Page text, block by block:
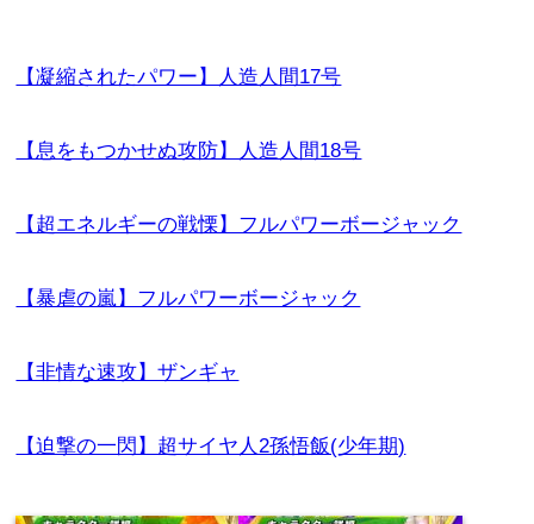
【凝縮されたパワー】人造人間17号
【息をもつかせぬ攻防】人造人間18号
【超エネルギーの戦慄】フルパワーボージャック
【暴虐の嵐】フルパワーボージャック
【非情な速攻】ザンギャ
【迫撃の一閃】超サイヤ人2孫悟飯(少年期)